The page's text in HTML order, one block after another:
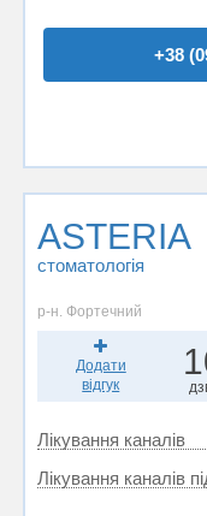
+38
ASTERIA
стоматологія
р-н. Фортечний
Додати
відгук
Лікування каналів
Лікування каналів